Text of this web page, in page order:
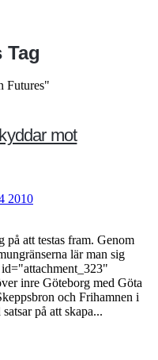
Futures"
mot
2010
att testas fram. Genom
lär man sig
inre Göteborg med Göta
och Frihamnen i
på att skapa...